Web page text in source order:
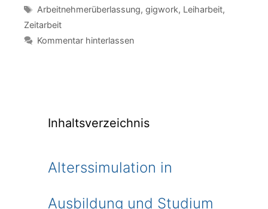
Schlagwörter
Arbeitnehmerüberlassung, gigwork, Leiharbeit,
Zeitarbeit
Kommentar hinterlassen
Inhaltsverzeichnis
Alterssimulation in
Ausbildung und Studium